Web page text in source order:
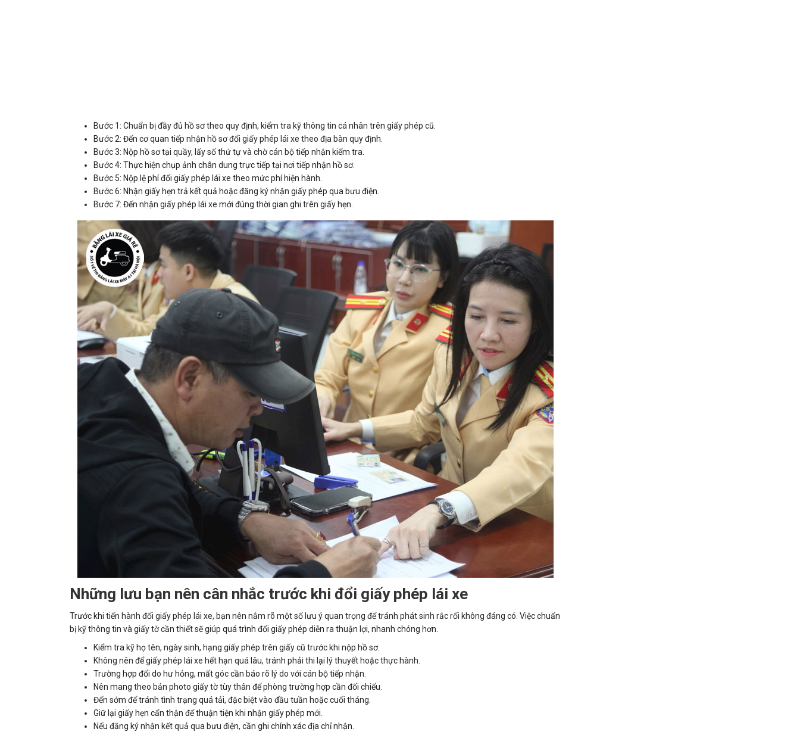
Bước 1: Chuẩn bị đầy đủ hồ sơ theo quy định, kiểm tra kỹ thông tin cá nhân trên giấy phép cũ.
Bước 2: Đến cơ quan tiếp nhận hồ sơ đổi giấy phép lái xe theo địa bàn quy định.
Bước 3: Nộp hồ sơ tại quầy, lấy số thứ tự và chờ cán bộ tiếp nhận kiểm tra.
Bước 4: Thực hiện chụp ảnh chân dung trực tiếp tại nơi tiếp nhận hồ sơ.
Bước 5: Nộp lệ phí đổi giấy phép lái xe theo mức phí hiện hành.
Bước 6: Nhận giấy hẹn trả kết quả hoặc đăng ký nhận giấy phép qua bưu điện.
Bước 7: Đến nhận giấy phép lái xe mới đúng thời gian ghi trên giấy hẹn.
Những lưu bạn nên cân nhắc trước khi đổi giấy phép lái xe
Trước khi tiến hành đổi giấy phép lái xe, bạn nên nắm rõ một số lưu ý quan trọng để tránh phát sinh rắc rối không đáng có. Việc chuẩn
bị kỹ thông tin và giấy tờ cần thiết sẽ giúp quá trình đổi giấy phép diễn ra thuận lợi, nhanh chóng hơn.
Kiểm tra kỹ họ tên, ngày sinh, hạng giấy phép trên giấy cũ trước khi nộp hồ sơ.
Không nên để giấy phép lái xe hết hạn quá lâu, tránh phải thi lại lý thuyết hoặc thực hành.
Trường hợp đổi do hư hỏng, mất góc cần báo rõ lý do với cán bộ tiếp nhận.
Nên mang theo bản photo giấy tờ tùy thân để phòng trường hợp cần đối chiếu.
Đến sớm để tránh tình trạng quá tải, đặc biệt vào đầu tuần hoặc cuối tháng.
Giữ lại giấy hẹn cẩn thận để thuận tiện khi nhận giấy phép mới.
Nếu đăng ký nhận kết quả qua bưu điện, cần ghi chính xác địa chỉ nhận.